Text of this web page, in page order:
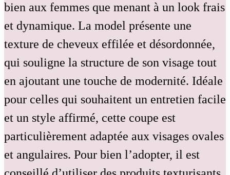
bien aux femmes que menant à un look frais
et dynamique. La model présente une
texture de cheveux effilée et désordonnée,
qui souligne la structure de son visage tout
en ajoutant une touche de modernité. Idéale
pour celles qui souhaitent un entretien facile
et un style affirmé, cette coupe est
particulièrement adaptée aux visages ovales
et angulaires. Pour bien l’adopter, il est